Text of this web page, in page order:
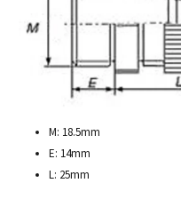
M: 18.5mm
E: 14mm
L: 25mm